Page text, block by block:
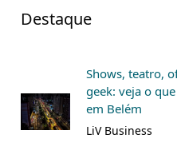
Destaque
Shows, teatro,
geek: veja o
em Belém
LiV Business